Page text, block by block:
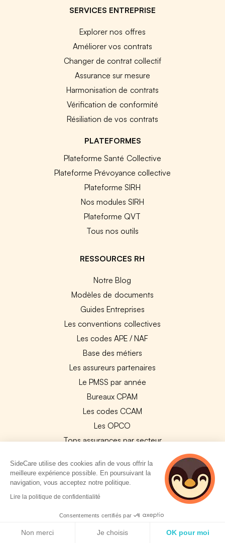
SERVICES ENTREPRISE
Explorer nos offres
Améliorer vos contrats
Changer de contrat collectif
Assurance sur mesure
Harmonisation de contrats
Vérification de conformité
Résiliation de vos contrats
PLATEFORMES
Plateforme Santé Collective
Plateforme Prévoyance collective
Plateforme SIRH
Nos modules SIRH
Plateforme QVT
Tous nos outils
RESSOURCES RH
Notre Blog
Modèles de documents
Guides Entreprises
Les conventions collectives
Les codes APE / NAF
Base des métiers
Les assureurs partenaires
Le PMSS par année
Bureaux CPAM
Les codes CCAM
Les OPCO
Tops assurances par secteur
Boîte à outils santé
Les garanties des assurances entreprises
PARTENAIRES
Experts-Comptables
SideCare utilise des cookies afin de vous offrir la
meilleure expérience possible. En poursuivant la
navigation, vous acceptez notre politique.
Lire la politique de confidentialité
Consentements certifiés par
Non merci Je choisis OK pour moi
2 personnes
consultent
actuellement cette